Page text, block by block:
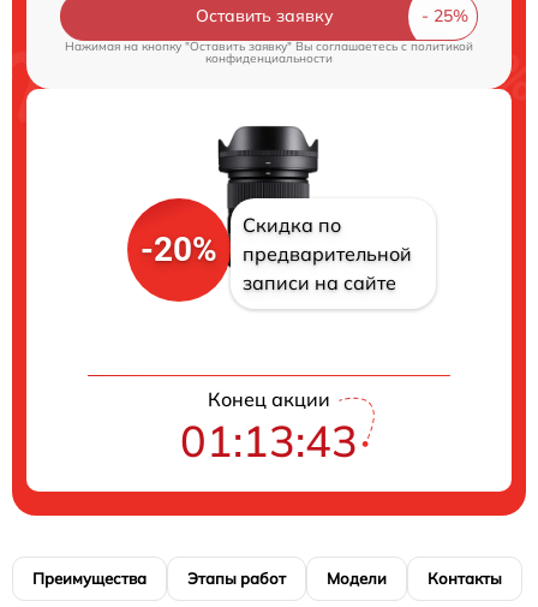
Оставить заявку
Нажимая на кнопку "Оставить заявку" Вы соглашаетесь c политикой
конфиденциальности
-20%
Скидка по
предварительной
записи на сайте
Конец акции
01:13:42
Преимущества Этапы работ Модели Контакты